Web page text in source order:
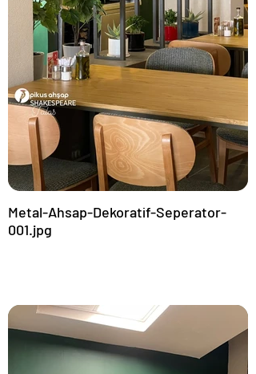
Metal-Ahsap-Dekoratif-Seperator-
001.jpg